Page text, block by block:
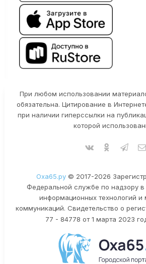
При любом использовании
обязательна. Цитирование в
при наличии гиперссылки на
которой
Оха65.ру© 2017-2026
Федеральной службе по надзору в
информационных технологий и
коммуникаций. Свидетельство о
77 - 84778 от 1 марта 2023